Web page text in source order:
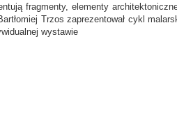
fragmenty, elementy
Trzos zaprezentował cykl
wystawie